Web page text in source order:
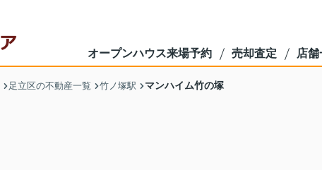
オープンハウス来場予約 売却査定 店舗
足立区の不動産一覧 竹ノ塚駅 マンハイム竹の塚